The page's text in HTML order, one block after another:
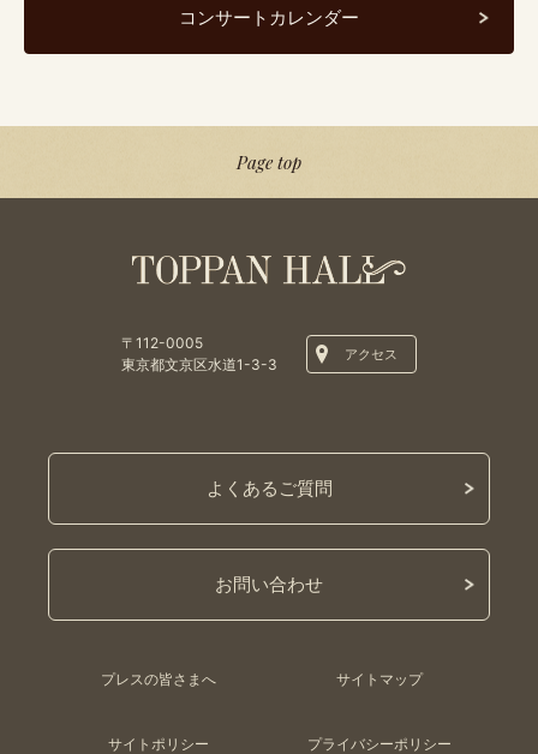
コンサートカレンダー
Page top
〒112-0005
東京都文京区水道1-3-3
アクセス
よくあるご質問
お問い合わせ
プレスの皆さまへ サイトマップ
サイトポリシー プライバシーポリシー